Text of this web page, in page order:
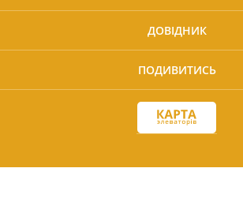
ДОВІДНИК
ПОДИВИТИСЬ